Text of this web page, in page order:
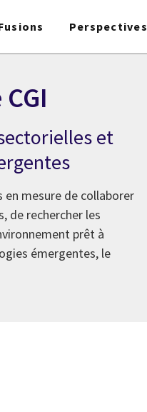
Perspectives
et
en mesure de collaborer
de rechercher les
prêt à
émergentes, le